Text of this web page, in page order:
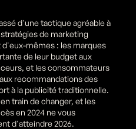
d'une tactique agréable à
de marketing
mêmes : les marques
de leur budget aux
et les consommateurs
recommandations des
à la publicité traditionnelle.
train de changer, et les
en 2024 ne vous
d'atteindre 2026.